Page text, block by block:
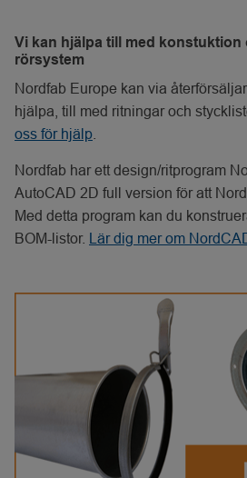
Vi kan hjälpa till med konstuktion
rörsystem
Nordfab Europe kan via
hjälpa, till med ritningar och
oss för hjälp
Nordfab har ett design/ritprogram
AutoCAD 2D full version för att
Med detta program kan du
BOM-listor. Lär dig mer om